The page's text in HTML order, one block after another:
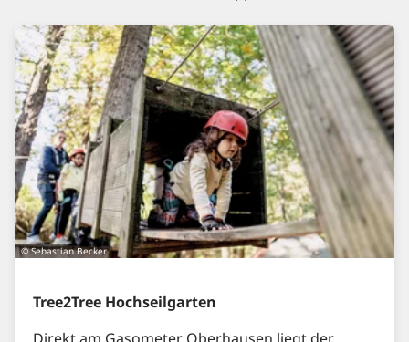
© Sebastian Becker
Tree2Tree Hochseilgarten